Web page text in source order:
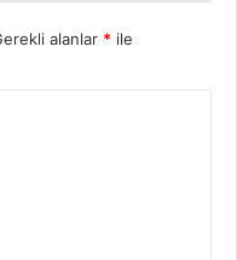
alanlar * ile